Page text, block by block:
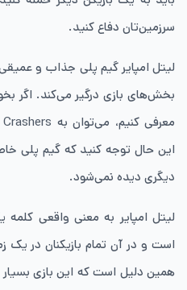
سرزمین‌تان دفاع کنید.
لیتل امپایر گیم پلی جذاب و عمیقی
بخش‌های بازی درگیر می‌کند. اگر
این حال توجه کنید که گیم پلی
دیگری دیده نمی‌شود.
لیتل امپایر به معنی واقعی کلمه
است و در آن تمام بازیکنان در
همین دلیل است که این بازی بسیار